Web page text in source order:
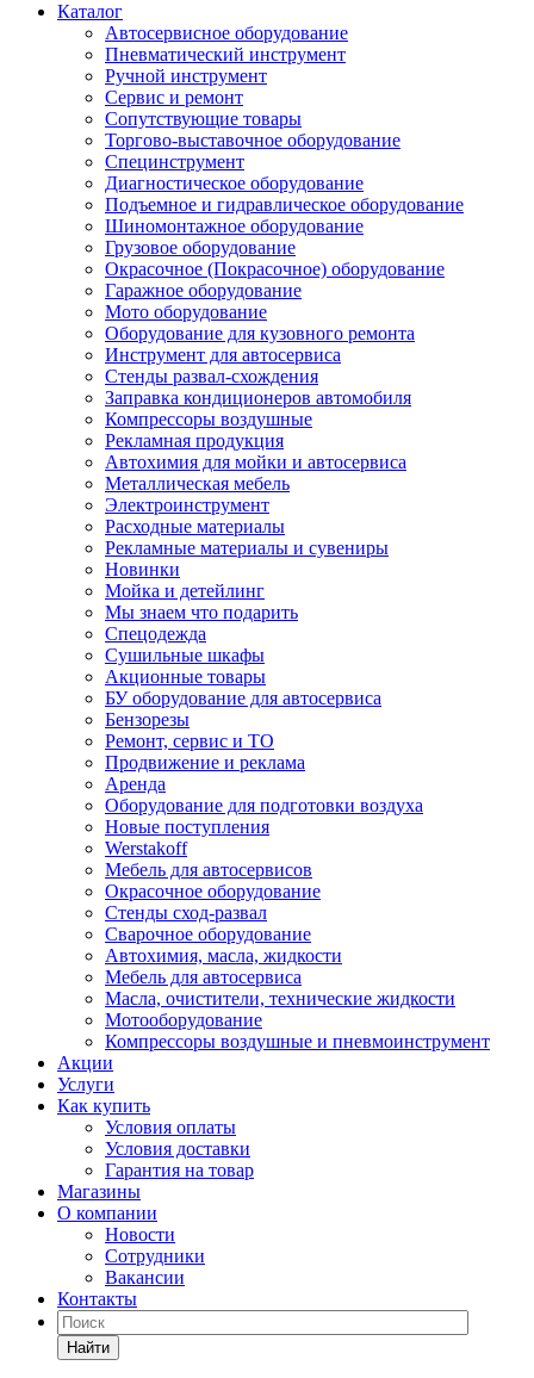
Каталог
Автосервисное оборудование
Пневматический инструмент
Ручной инструмент
Сервис и ремонт
Сопутствующие товары
Торгово-выставочное оборудование
Специнструмент
Диагностическое оборудование
Подъемное и гидравлическое оборудование
Шиномонтажное оборудование
Грузовое оборудование
Окрасочное (Покрасочное) оборудование
Гаражное оборудование
Мото оборудование
Оборудование для кузовного ремонта
Инструмент для автосервиса
Стенды развал-схождения
Заправка кондиционеров автомобиля
Компрессоры воздушные
Рекламная продукция
Автохимия для мойки и автосервиса
Металлическая мебель
Электроинструмент
Расходные материалы
Рекламные материалы и сувениры
Новинки
Мойка и детейлинг
Мы знаем что подарить
Спецодежда
Сушильные шкафы
Акционные товары
БУ оборудование для автосервиса
Бензорезы
Ремонт, сервис и ТО
Продвижение и реклама
Аренда
Оборудование для подготовки воздуха
Новые поступления
Werstakoff
Мебель для автосервисов
Окрасочное оборудование
Стенды сход-развал
Сварочное оборудование
Автохимия, масла, жидкости
Мебель для автосервиса
Масла, очистители, технические жидкости
Мотооборудование
Компрессоры воздушные и пневмоинструмент
Акции
Услуги
Как купить
Условия оплаты
Условия доставки
Гарантия на товар
Магазины
О компании
Новости
Сотрудники
Вакансии
Контакты
Найти